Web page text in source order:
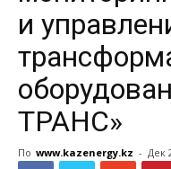
и
ТРАНС»
По www.kazenergy.kz - Дек